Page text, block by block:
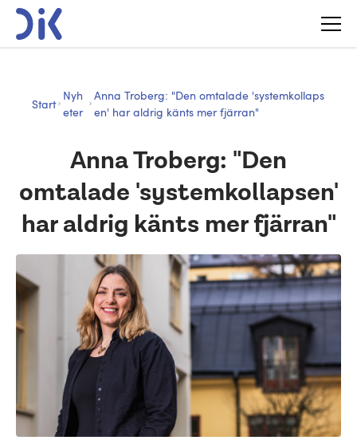
Start
Nyh
eter
Anna Troberg: "Den omtalade 'systemkollaps
en' har aldrig känts mer fjärran"
Anna Troberg: "Den
omtalade 'systemkollapsen'
har aldrig känts mer fjärran"